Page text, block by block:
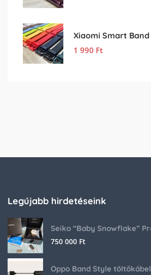
1 990 Ft
Legújabb hirdetéseink
750 000 Ft
Oppo Band Style töltőkábel